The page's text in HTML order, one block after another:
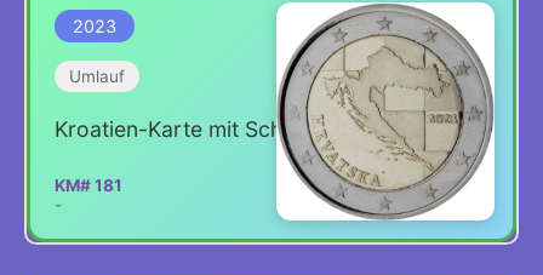
2023
Umlauf
Kroatien-Karte mit Schachbrettmuster
KM# 181
-